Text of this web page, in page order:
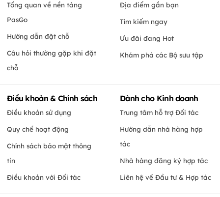
Tổng quan về nền tảng
PasGo
Hướng dẫn đặt chỗ
Câu hỏi thường gặp khi đặt
chỗ
Địa điểm gần bạn
Tìm kiếm ngay
Ưu đãi đang Hot
Khám phá các Bộ sưu tập
Điều khoản & Chính sách
Điều khoản sử dụng
Quy chế hoạt động
Chính sách bảo mật thông
tin
Điều khoản với Đối tác
Dành cho Kinh doanh
Trung tâm hỗ trợ Đối tác
Hướng dẫn nhà hàng hợp
tác
Nhà hàng đăng ký hợp tác
Liên hệ về Đầu tư & Hợp tác